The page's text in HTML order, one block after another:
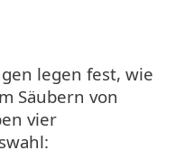
legen fest, wie
Säubern von
vier